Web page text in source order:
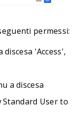
permessi:
'Access',
a discesa
Standard User to